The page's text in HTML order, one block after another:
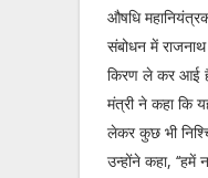
औषधि
संबोधन में
किरण ले कर आई
मंत्री ने कहा कि
लेकर कुछ भी
उन्होंने कहा,